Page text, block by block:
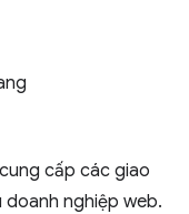
cấp các giao
doanh nghiệp web.